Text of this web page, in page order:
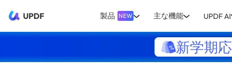
UPDF 製品 NEW 主な機能 UPDF AI
新学期